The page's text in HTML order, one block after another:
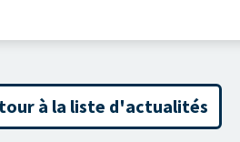
à la liste d'actualités